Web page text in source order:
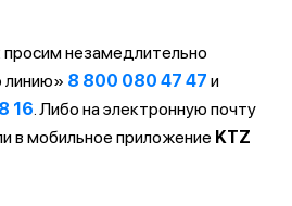
незамедлительно
линию» 8 800 080 47 47 и
16. Либо на электронную почту
в мобильное приложение KTZ